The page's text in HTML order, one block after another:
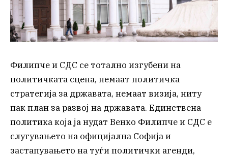
Филипче и СДС се тотално изгубени на
политичката сцена, немаат политичка
стратегија за државата, немаат визија, ниту
пак план за развој на државата. Единствена
политика која ја нудат Венко Филипче и СДС е
слугувањето на официјална Софија и
застапувањето на туѓи политички агенди,